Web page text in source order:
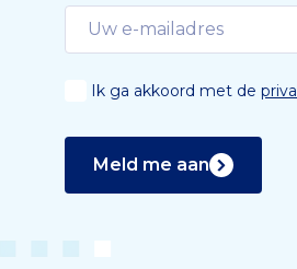
Ik ga akkoord met de
Meld me aan